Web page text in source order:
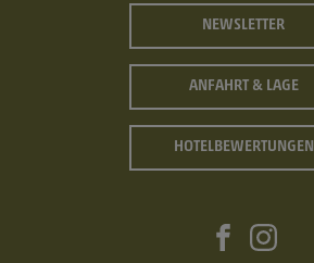
NEWSLETTER
ANFAHRT & LAGE
HOTELBEWERTUNGEN